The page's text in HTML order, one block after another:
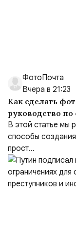
ФотоПочта
Вчера в 21:23
Как сделать
руководство
квадрата
В этой статье мы
способы
прост...